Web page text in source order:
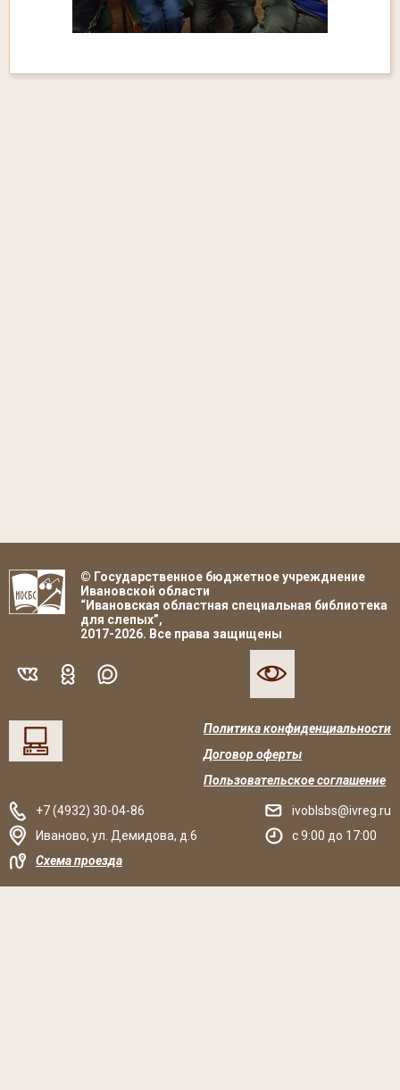
© Государственное бюджетное учрежднение
Ивановской области
“Ивановская областная специальная библиотека
для слепых”,
2017-2026. Все права защищены
Политика конфиденциальности
Договор оферты
Пользовательское соглашение
+7 (4932) 30-04-86
Иваново, ул. Демидова, д.6
Схема проезда
ivoblsbs@ivreg.ru
c 9:00 до 17:00